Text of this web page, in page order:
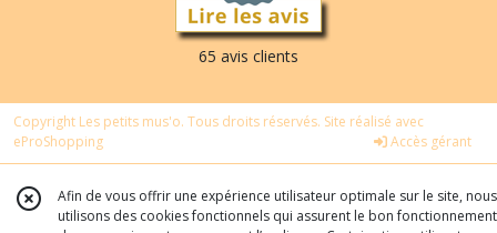
65 avis clients
Copyright Les petits mus'o. Tous droits réservés. Site réalisé avec
eProShopping
Accès gérant
Afin de vous offrir une expérience utilisateur optimale sur le site, nous
utilisons des cookies fonctionnels qui assurent le bon fonctionnement